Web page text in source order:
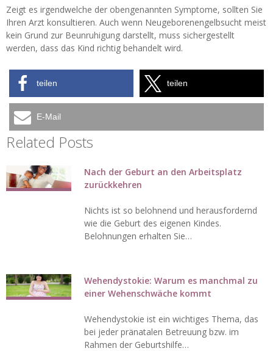
Zeigt es irgendwelche der obengenannten Symptome, sollten Sie
Ihren Arzt konsultieren. Auch wenn Neugeborenengelbsucht meist
kein Grund zur Beunruhigung darstellt, muss sichergestellt
werden, dass das Kind richtig behandelt wird.
teilen teilen
E-Mail
Related Posts
Nach der Geburt an den Arbeitsplatz
zurückkehren
Nichts ist so belohnend und herausfordernd
wie die Geburt des eigenen Kindes.
Belohnungen erhalten Sie…
Wehendystokie: Warum es manchmal zu
einer Wehenschwäche kommt
Wehendystokie ist ein wichtiges Thema, das
bei jeder pränatalen Betreuung bzw. im
Rahmen der Geburtshilfe…